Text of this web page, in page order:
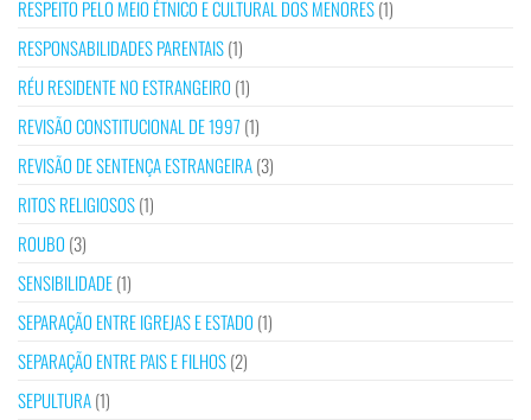
RESPEITO PELO MEIO ÉTNICO E CULTURAL DOS MENORES(1)
RESPONSABILIDADES PARENTAIS(1)
RÉU RESIDENTE NO ESTRANGEIRO (1)
REVISÃO CONSTITUCIONAL DE 1997 (1)
REVISÃO DE SENTENÇA ESTRANGEIRA(3)
RITOS RELIGIOSOS(1)
ROUBO (3)
SENSIBILIDADE(1)
SEPARAÇÃO ENTRE IGREJAS E ESTADO (1)
SEPARAÇÃO ENTRE PAIS E FILHOS(2)
SEPULTURA(1)